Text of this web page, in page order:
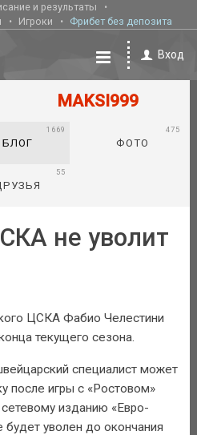
и результаты
Игроки Фрибет без депозита
Вход
MAKSI999
БЛОГ
1669
ФОТО
475
55
не уволит
ЦСКА Фабио Челестини
текущего сезона.
специалист может
после игры с «Ростовом»
изданию «Евро-
будет уволен до окончания